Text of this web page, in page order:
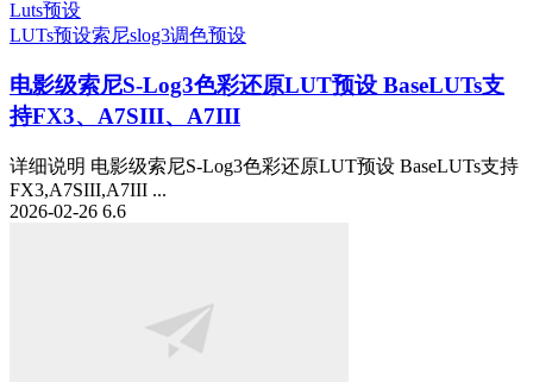
Luts预设
LUTs预设索尼slog3调色预设
电影级索尼S-Log3色彩还原LUT预设 BaseLUTs支
持FX3、A7SIII、A7III
详细说明 电影级索尼S-Log3色彩还原LUT预设 BaseLUTs支持
FX3,A7SIII,A7III ...
2026-02-26 6.6